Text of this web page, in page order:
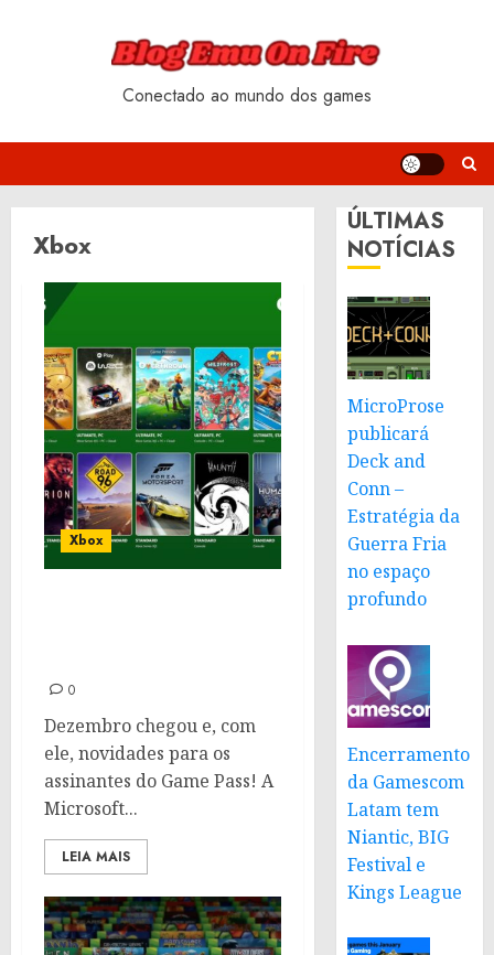
Conectado ao mundo dos games
Xbox
Xbox
0
Dezembro chegou e, com
ele, novidades para os
assinantes do Game Pass! A
Microsoft...
LEIA MAIS
ÚLTIMAS
NOTÍCIAS
MicroProse
publicará
Deck and
Conn –
Estratégia da
Guerra Fria
no espaço
profundo
Encerramento
da Gamescom
Latam tem
Niantic, BIG
Festival e
Kings League